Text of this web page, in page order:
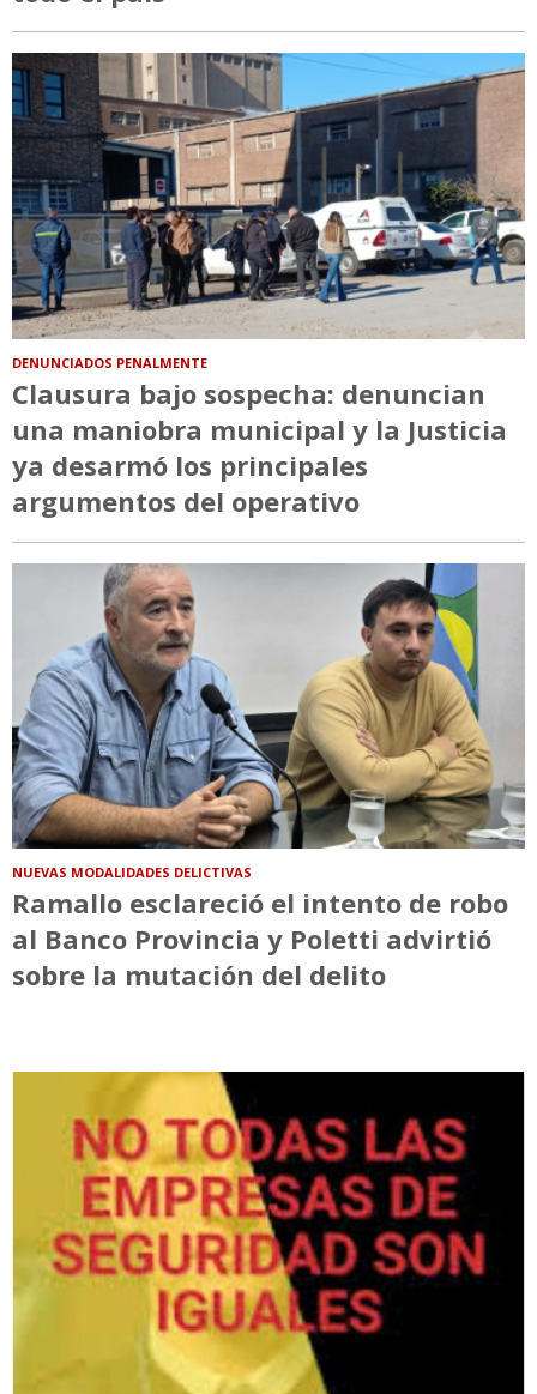
DENUNCIADOS PENALMENTE
Clausura bajo sospecha: denuncian
una maniobra municipal y la Justicia
ya desarmó los principales
argumentos del operativo
NUEVAS MODALIDADES DELICTIVAS
Ramallo esclareció el intento de robo
al Banco Provincia y Poletti advirtió
sobre la mutación del delito